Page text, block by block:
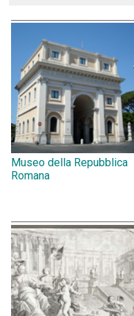
Museo della Repubblica
Romana